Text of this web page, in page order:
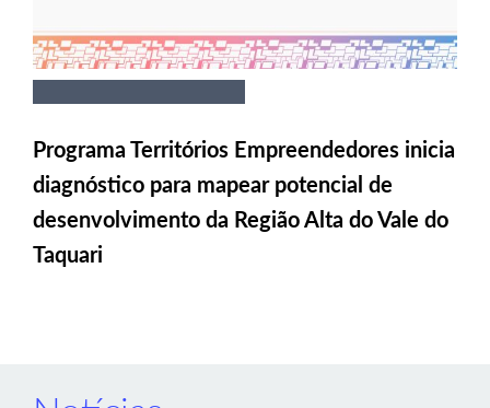
Programa Territórios Empreendedores inicia
diagnóstico para mapear potencial de
desenvolvimento da Região Alta do Vale do
Taquari